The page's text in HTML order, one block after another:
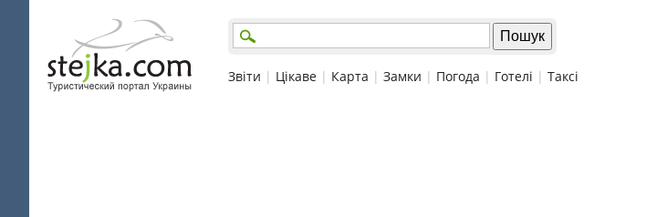
Звіти | Цікаве | Карта | Замки | Погода | Готелі | Таксі